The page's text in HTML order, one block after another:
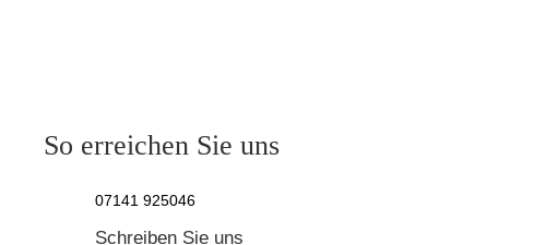
So erreichen Sie uns
07141 925046
Schreiben Sie uns